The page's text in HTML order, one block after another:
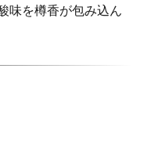
味を樽香が包み込ん